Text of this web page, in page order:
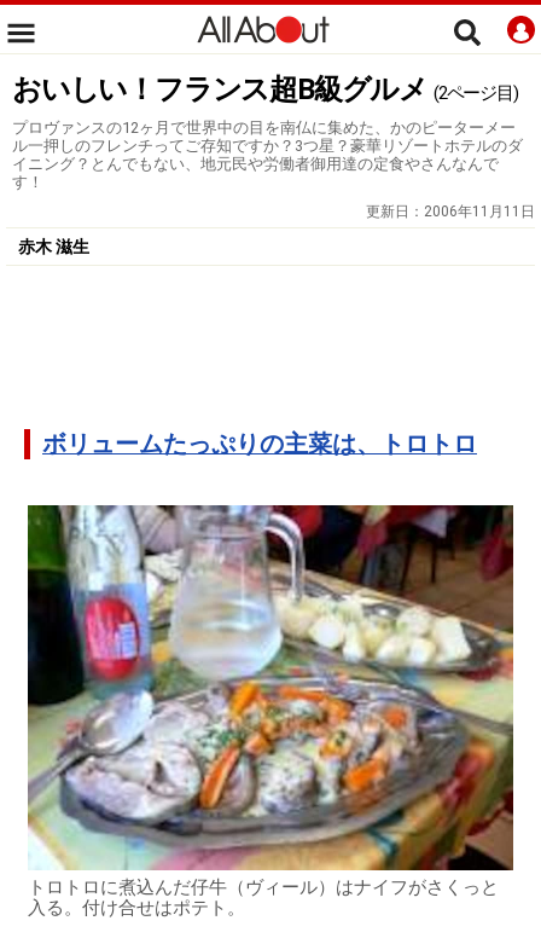
おいしい！フランス超B級グルメ (2ページ目)
プロヴァンスの12ヶ月で世界中の目を南仏に集めた、かのピーターメー
ル一押しのフレンチってご存知ですか？3つ星？豪華リゾートホテルのダ
イニング？とんでもない、地元民や労働者御用達の定食やさんなんで
す！
更新日： 2006年11月11日
赤木 滋生
ボリュームたっぷりの主菜は、トロトロ
トロトロに煮込んだ仔牛（ヴィール）はナイフがさくっと
入る。付け合せはポテト。